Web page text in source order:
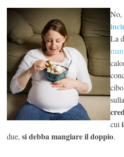
No,
La
cui
due, si debba mangiare il doppio.